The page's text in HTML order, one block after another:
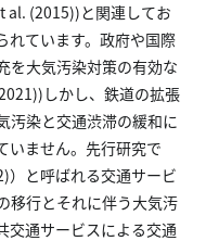
al. (2015))と関連してお
れています。政府や国際
を大気汚染対策の有効な
しかし、鉄道の拡張
汚染と交通渋滞の緩和に
いません。先行研究で
と呼ばれる交通サービ
移行とそれに伴う大気汚
交通サービスによる交通